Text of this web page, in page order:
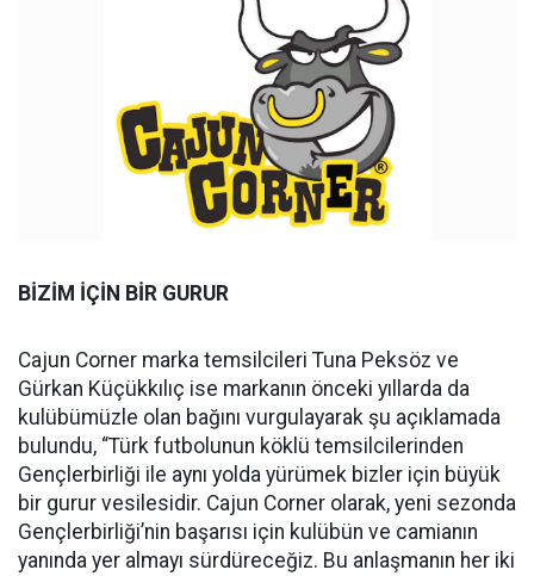
BİZİM İÇİN BİR GURUR
Cajun Corner marka temsilcileri Tuna Peksöz ve
Gürkan Küçükkılıç ise markanın önceki yıllarda da
kulübümüzle olan bağını vurgulayarak şu açıklamada
bulundu, “Türk futbolunun köklü temsilcilerinden
Gençlerbirliği ile aynı yolda yürümek bizler için büyük
bir gurur vesilesidir. Cajun Corner olarak, yeni sezonda
Gençlerbirliği’nin başarısı için kulübün ve camianın
yanında yer almayı sürdüreceğiz. Bu anlaşmanın her iki